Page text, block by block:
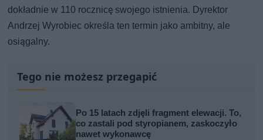
dokładnie w 110 rocznicę swojego istnienia. Dyrektor
Andrzej Wyrobiec określa ten termin jako ambitny, ale
osiągalny.
Tego nie możesz przegapić
Po 15 latach zdjęli fragment elewacji. To,
co zastali pod styropianem, zaskoczyło
nawet wykonawcę